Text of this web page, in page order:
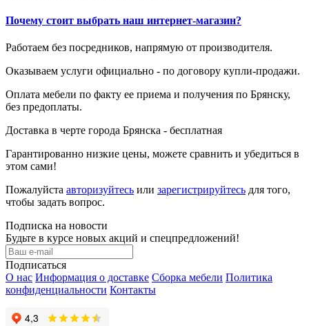
Почему стоит выбрать наш интернет-магазин?
Работаем без посредников, напрямую от производителя.
Оказываем услуги официально - по договору купли-продажи.
Оплата мебели по факту ее приема и получения по Брянску,
без предоплаты.
Доставка в черте города Брянска - бесплатная
Гарантированно низкие цены, можете сравнить и убедиться в
этом сами!
Пожалуйста авторизуйтесь или зарегистрируйтесь для того,
чтобы задать вопрос.
Подписка на новости
Будьте в курсе новых акций и спецпредложений!
Подписаться
О нас Информация о доставке Сборка мебели Политика
конфиденциальности Контакты